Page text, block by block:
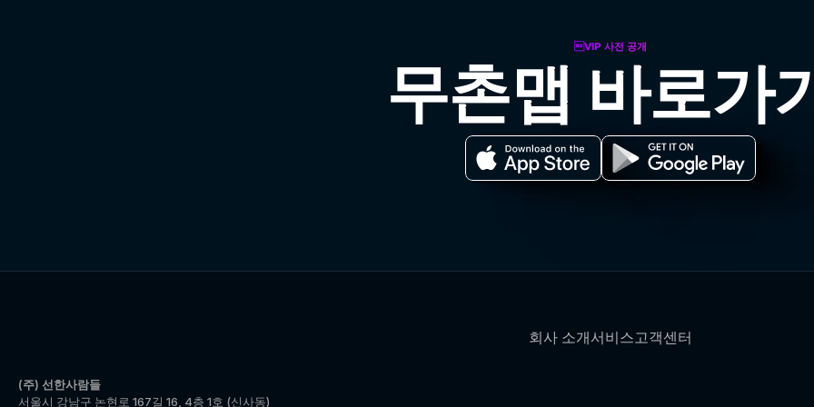
VIP 사전 공개
무촌맵 바로가
회사 소개서비스고객센터
(주) 선한사람들
서울시 강남구 논현로 167길 16, 4층 1호 (신사동)